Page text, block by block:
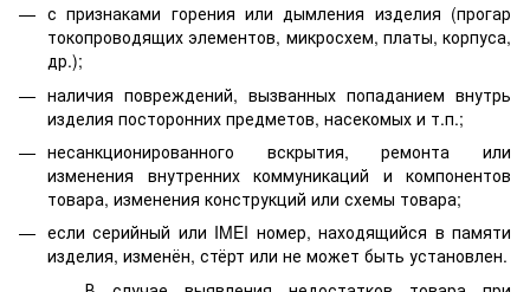
с признаками горения или дымления изделия (прогар
токопроводящих элементов, микросхем, платы, корпуса,
др.);
наличия повреждений, вызванных попаданием внутрь
изделия посторонних предметов, насекомых и т.п.;
несанкционированного вскрытия, ремонта или
изменения внутренних коммуникаций и компонентов
товара, изменения конструкций или схемы товара;
если серийный или IMEI номер, находящийся в памяти
изделия, изменён, стёрт или не может быть установлен.